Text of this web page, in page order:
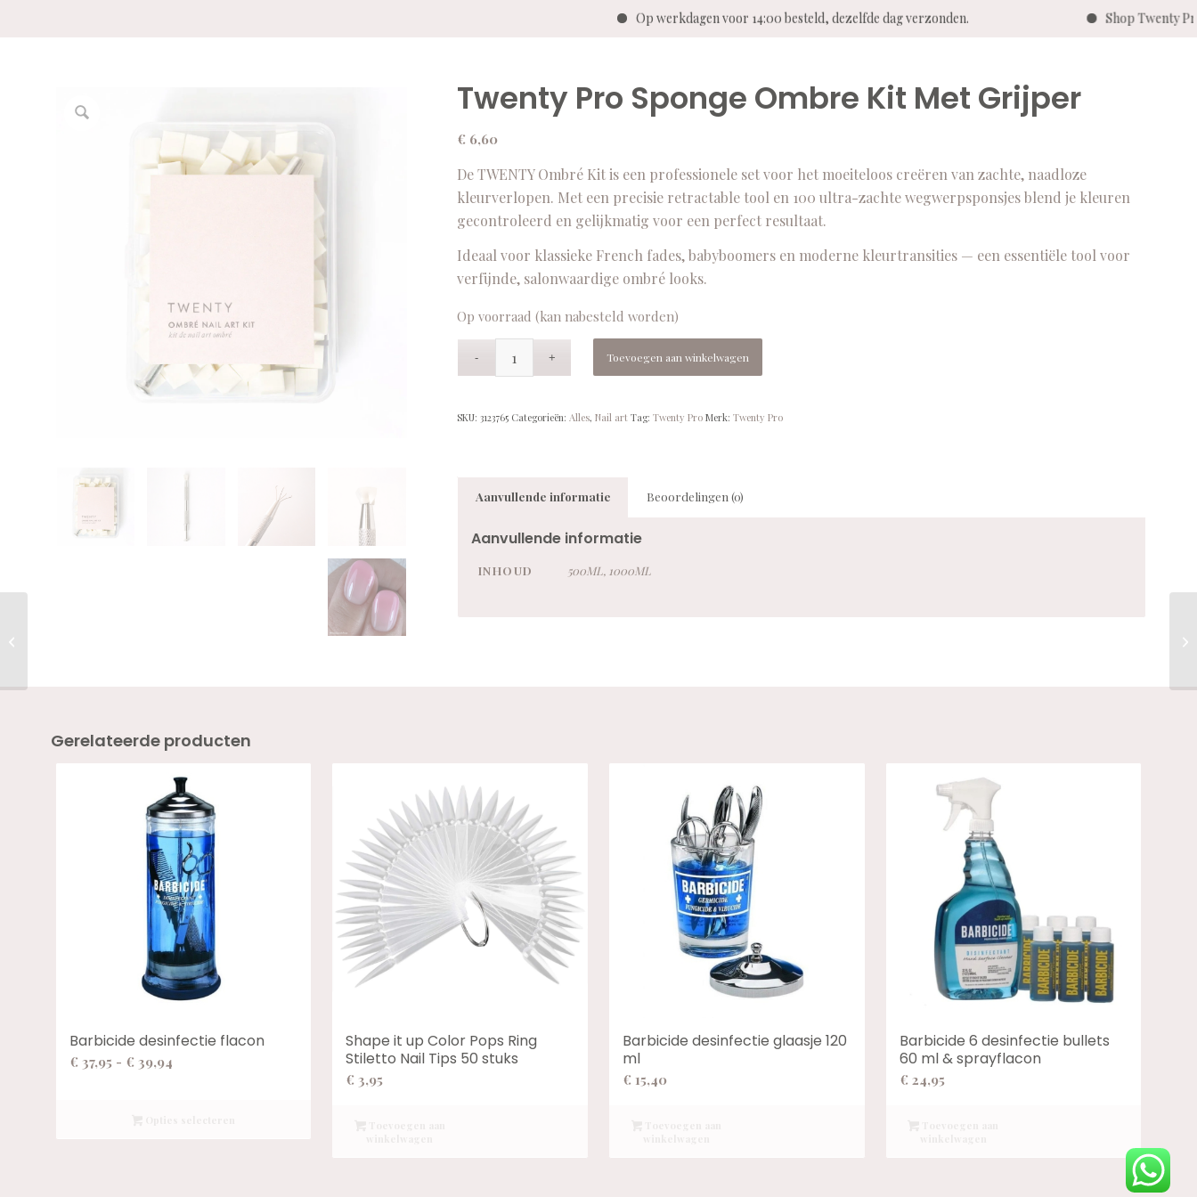
Op werkdagen voor 14:00 besteld, dezelfde dag verzonden. Shop
Twenty Pro Sponge Ombre Kit Met Grijper
€ 6,60
De TWENTY Ombré Kit is een professionele set voor het moeiteloos creëren van zachte, naadloze
kleurverlopen. Met een precisie retractable tool en 100 ultra-zachte wegwerpsponsjes blend je kleuren
gecontroleerd en gelijkmatig voor een perfect resultaat.
Ideaal voor klassieke French fades, babyboomers en moderne kleurtransities — een essentiële tool voor
verfijnde, salonwaardige ombré looks.
Op voorraad (kan nabesteld worden)
Toevoegen aan winkelwagen
SKU: 3123765 Categorieën: Alles, Nail art Tag: Twenty Pro Merk: Twenty Pro
Aanvullende informatie Beoordelingen (0)
Aanvullende informatie
INHOUD 500ML, 1000ML
Gerelateerde producten
Barbicide desinfectie flacon
€ 37,95 - € 39,94Prijsklasse:
Shape it up Color Pops Ring
Stiletto Nail Tips 50 stuks
€ 3,95
Barbicide desinfectie glaasje 120
ml
€ 15,40
Barbicide 6 desinfectie bullets
60 ml & sprayflacon
€ 24,95